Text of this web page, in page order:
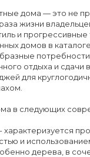
дома — это не
жизни
и прогрессивные
домов в
отдыха и сдачи
для
в следующих
- характеризуется
и
дерева, в